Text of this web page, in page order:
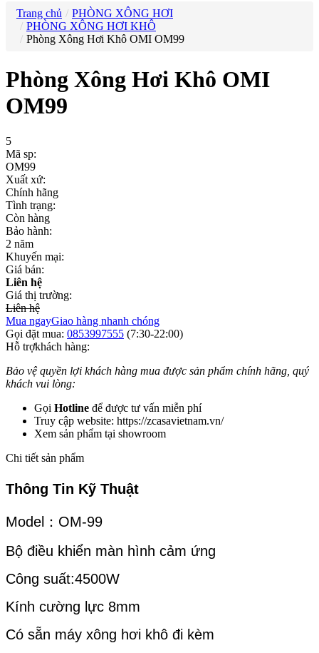
Trang chủ
PHÒNG XÔNG HƠI
PHÒNG XÔNG HƠI KHÔ
Phòng Xông Hơi Khô OMI OM99
Phòng Xông Hơi Khô OMI
OM99
5
Mã sp:
OM99
Xuất xứ:
Chính hãng
Tình trạng:
Còn hàng
Bảo hành:
2 năm
Khuyến mại:
Giá bán:
Liên hệ
Giá thị trường:
Liên hệ
Mua ngayGiao hàng nhanh chóng
Gọi đặt mua: 0853997555 (7:30-22:00)
Hỗ trợkhách hàng:
Bảo vệ quyền lợi khách hàng mua được sản phẩm chính hãng, quý
khách vui lòng:
Gọi Hotline để được tư vấn miễn phí
Truy cập website: https://zcasavietnam.vn/
Xem sản phẩm tại showroom
Chi tiết sản phẩm
Thông Tin Kỹ Thuật
Model：OM-99
Bộ điều khiển màn hình cảm ứng
Công suất:4500W
Kính cường lực 8mm
Có sẵn máy xông hơi khô đi kèm